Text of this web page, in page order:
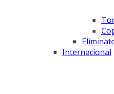
Internacional